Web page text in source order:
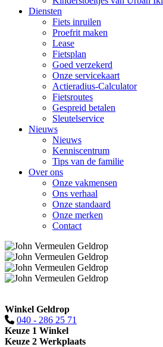
Diensten
Fiets inruilen
Proefrit maken
Lease
Fietsplan
Goed verzekerd
Onze servicekaart
Actieradius-Calculator
Fietsroutes
Gespreid betalen
Sleutelservice
Nieuws
Nieuws
Kenniscentrum
Tips van de familie
Over ons
Onze vakmensen
Ons verhaal
Onze standaard
Onze merken
Contact
Winkel Geldrop
040 - 286 25 71
Keuze 1 Winkel
Keuze 2 Werkplaats